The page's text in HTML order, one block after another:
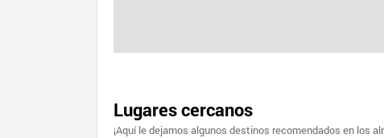
Lugares cercanos
¡Aquí le dejamos algunos destinos recomendados en los